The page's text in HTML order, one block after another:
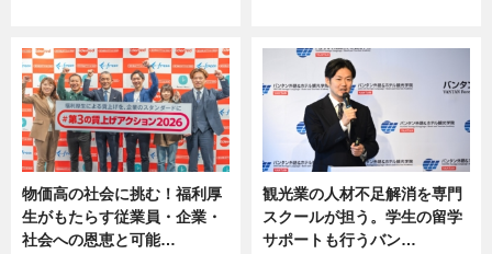
物価高の社会に挑む！福利厚
生がもたらす従業員・企業・
社会への恩恵と可能…
観光業の人材不足解消を専門
スクールが担う。学生の留学
サポートも行うバン…